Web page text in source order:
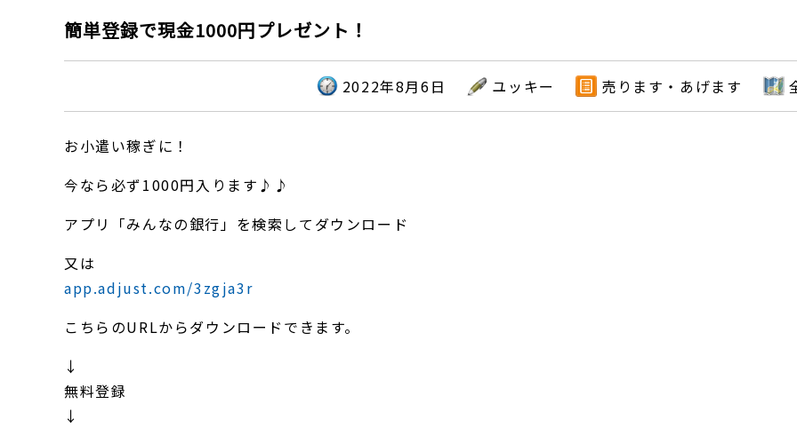
簡単登録で現金1000円プレゼント！
2022年8月6日 ユッキー 売ります・あげます
お小遣い稼ぎに！
今なら必ず1000円入ります♪♪
アプリ「みんなの銀行」を検索してダウンロード
又は
app.adjust.com/3zgja3r
こちらのURLからダウンロードできます。
↓
無料登録
↓